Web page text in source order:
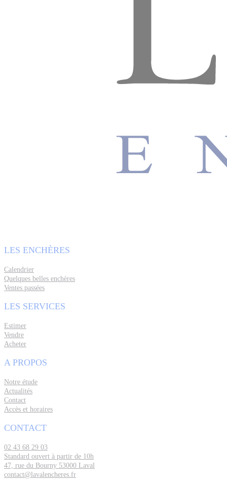
LES ENCHÈRES
Calendrier
Quelques belles enchères
Ventes passées
LES SERVICES
Estimer
Vendre
Acheter
A PROPOS
Notre étude
Actualités
Contact
Accès et horaires
CONTACT
02 43 68 29 03
Standard ouvert à partir de 10h
47, rue du Bourny 53000 Laval
contact@lavalencheres.fr